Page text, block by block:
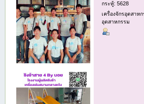
กระทู้: 5628
เครื่องจักรอุตสาห
อุตสาหกรรม